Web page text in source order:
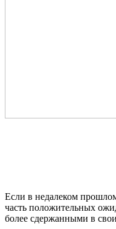
Если в недалеком
часть положительных
более сдержанными в